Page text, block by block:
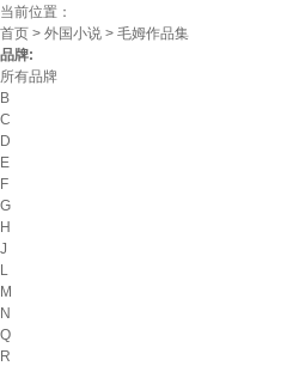
当前位置：
首页 > 外国小说 > 毛姆作品集
品牌:
所有品牌
B
C
D
E
F
G
H
J
L
M
N
Q
R